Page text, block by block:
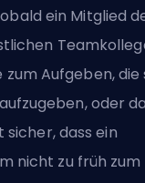
ein Mitglied
Aufgeben, die
oder
dass ein
nicht zu früh zum